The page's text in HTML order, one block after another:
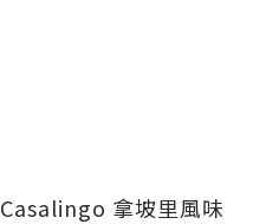
Casalingo 拿坡里風味